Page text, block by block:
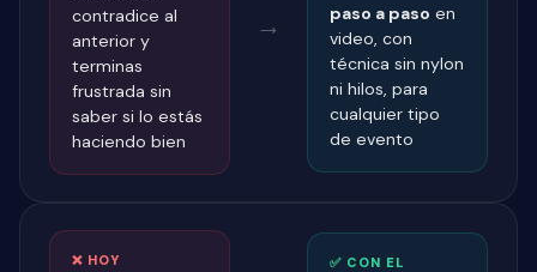
contradice al
anterior y
terminas
frustrada sin
saber si lo estás
haciendo bien
→
paso a paso en
video, con
técnica sin nylon
ni hilos, para
cualquier tipo
de evento
❌ HOY
✅ CON EL